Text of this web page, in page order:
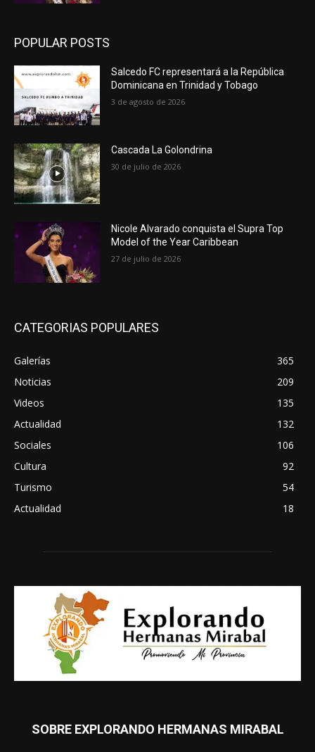
POPULAR POSTS
Salcedo FC representará a la República
Dominicana en Trinidad y Tobago
3 de agosto de 2026
Cascada La Golondrina
30 de julio de 2026
Nicole Alvarado conquista el Supra Top
Model of the Year Caribbean
27 de julio de 2026
CATEGORIAS POPULARES
Galerías
365
Noticias
209
Videos
135
Actualidad
132
Sociales
106
Cultura
92
Turismo
54
Actualidad
18
SOBRE EXPLORANDO HERMANAS MIRABAL